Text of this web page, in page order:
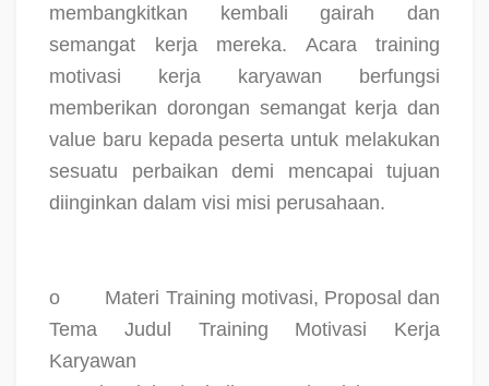
membangkitkan kembali gairah dan
semangat kerja mereka. Acara training
motivasi kerja karyawan berfungsi
memberikan dorongan semangat kerja dan
value baru kepada peserta untuk melakukan
sesuatu perbaikan demi mencapai tujuan
diinginkan dalam visi misi perusahaan.
o
Materi Training motivasi, Proposal dan
Tema Judul Training Motivasi Kerja
Karyawan